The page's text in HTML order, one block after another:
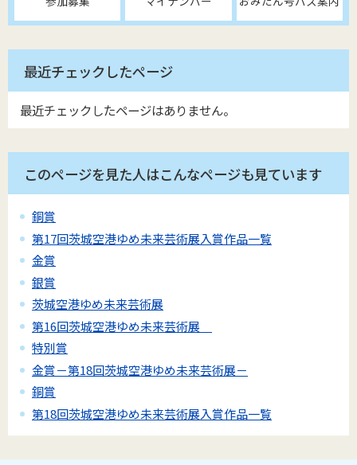
最近チェックしたページ
最近チェックしたページはありません。
このページを見た人はこんなページも見ています
銅賞
第17回茨城空港ゆめ未来芸術展入賞作品一覧
金賞
銀賞
茨城空港ゆめ未来芸術展
第16回茨城空港ゆめ未来芸術展
特別賞
金賞－第18回茨城空港ゆめ未来芸術展－
銅賞
第18回茨城空港ゆめ未来芸術展入賞作品一覧